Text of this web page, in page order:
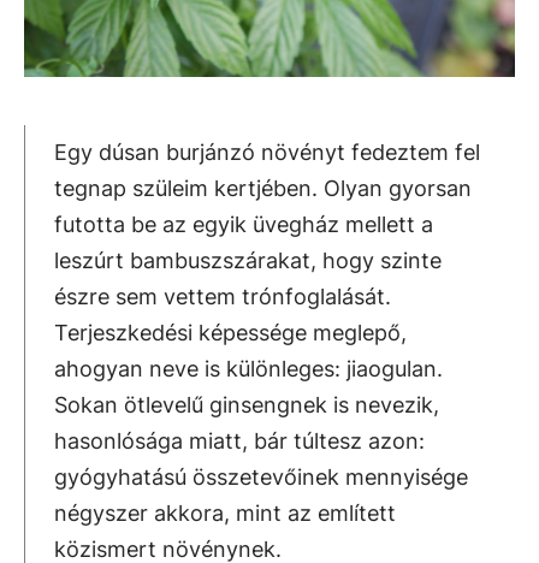
Egy dúsan burjánzó növényt fedeztem fel
tegnap szüleim kertjében. Olyan gyorsan
futotta be az egyik üvegház mellett a
leszúrt bambuszszárakat, hogy szinte
észre sem vettem trónfoglalását.
Terjeszkedési képessége meglepő,
ahogyan neve is különleges: jiaogulan.
Sokan ötlevelű ginsengnek is nevezik,
hasonlósága miatt, bár túltesz azon:
gyógyhatású összetevőinek mennyisége
négyszer akkora, mint az említett
közismert növénynek.